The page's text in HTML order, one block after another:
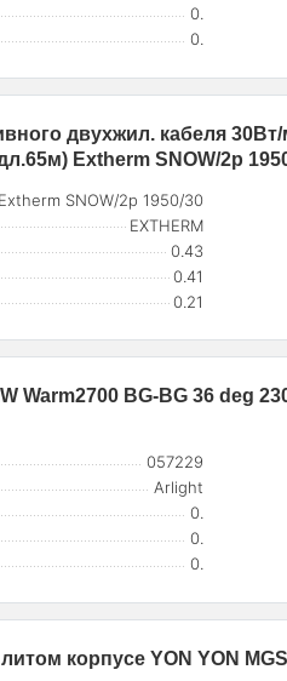
0.
0.
двухжил. кабеля
Extherm SNOW/2p
Extherm SNOW/2p 1950/30
EXTHERM
0.43
0.41
0.21
Warm2700 BG-BG 36 deg
057229
Arlight
0.
0.
0.
корпусе YON YON